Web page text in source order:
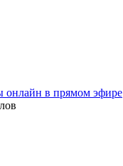
онлайн в прямом эфире